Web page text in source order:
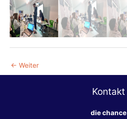
← Weiter
Kontakt
die chance